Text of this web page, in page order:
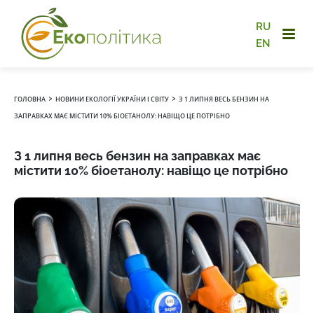
RU
EN
ГОЛОВНА › НОВИНИ ЕКОЛОГІЇ УКРАЇНИ І СВІТУ › З 1 ЛИПНЯ ВЕСЬ БЕНЗИН НА
ЗАПРАВКАХ МАЄ МІСТИТИ 10% БІОЕТАНОЛУ: НАВІЩО ЦЕ ПОТРІБНО
З 1 липня весь бензин на заправках має
містити 10% біоетанолу: навіщо це потрібно